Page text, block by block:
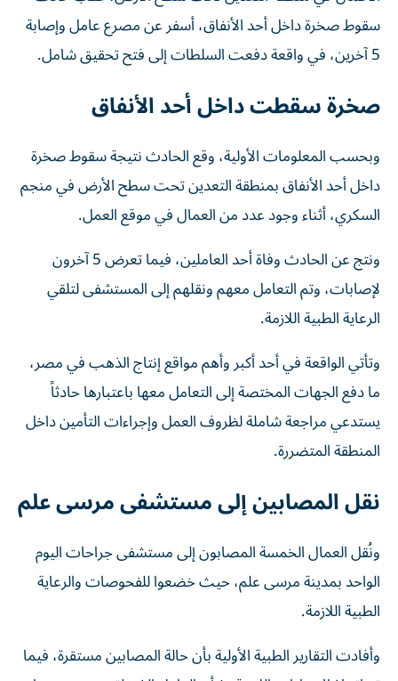
سقوط صخرة داخل أحد الأنفاق، أسفر عن مصرع عامل وإصابة
5 آخرين، في واقعة دفعت السلطات إلى فتح تحقيق شامل.
صخرة سقطت داخل أحد الأنفاق
وبحسب المعلومات الأولية، وقع الحادث نتيجة سقوط صخرة
داخل أحد الأنفاق بمنطقة التعدين تحت سطح الأرض في منجم
السكري، أثناء وجود عدد من العمال في موقع العمل.
ونتج عن الحادث وفاة أحد العاملين، فيما تعرض 5 آخرون
لإصابات، وتم التعامل معهم ونقلهم إلى المستشفى لتلقي
الرعاية الطبية اللازمة.
وتأتي الواقعة في أحد أكبر وأهم مواقع إنتاج الذهب في مصر،
ما دفع الجهات المختصة إلى التعامل معها باعتبارها حادثاً
يستدعي مراجعة شاملة لظروف العمل وإجراءات التأمين داخل
المنطقة المتضررة.
نقل المصابين إلى مستشفى مرسى علم
ونُقل العمال الخمسة المصابون إلى مستشفى جراحات اليوم
الواحد بمدينة مرسى علم، حيث خضعوا للفحوصات والرعاية
الطبية اللازمة.
وأفادت التقارير الطبية الأولية بأن حالة المصابين مستقرة، فيما